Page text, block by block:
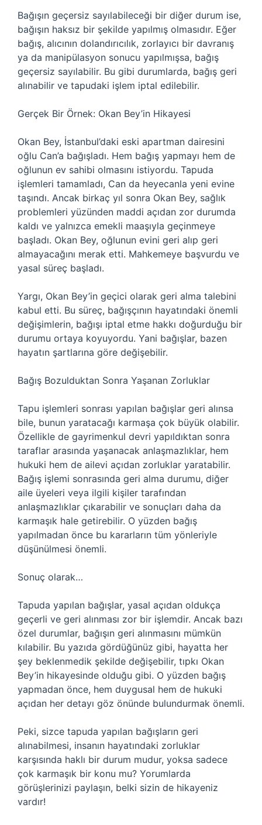
Bağışın geçersiz sayılabileceği bir diğer durum ise,
bağışın haksız bir şekilde yapılmış olmasıdır. Eğer
bağış, alıcının dolandırıcılık, zorlayıcı bir davranış
ya da manipülasyon sonucu yapılmışsa, bağış
geçersiz sayılabilir. Bu gibi durumlarda, bağış geri
alınabilir ve tapudaki işlem iptal edilebilir.
Gerçek Bir Örnek: Okan Bey’in Hikayesi
Okan Bey, İstanbul’daki eski apartman dairesini
oğlu Can’a bağışladı. Hem bağış yapmayı hem de
oğlunun ev sahibi olmasını istiyordu. Tapuda
işlemleri tamamladı, Can da heyecanla yeni evine
taşındı. Ancak birkaç yıl sonra Okan Bey, sağlık
problemleri yüzünden maddi açıdan zor durumda
kaldı ve yalnızca emekli maaşıyla geçinmeye
başladı. Okan Bey, oğlunun evini geri alıp geri
almayacağını merak etti. Mahkemeye başvurdu ve
yasal süreç başladı.
Yargı, Okan Bey’in geçici olarak geri alma talebini
kabul etti. Bu süreç, bağışçının hayatındaki önemli
değişimlerin, bağışı iptal etme hakkı doğurduğu bir
durumu ortaya koyuyordu. Yani bağışlar, bazen
hayatın şartlarına göre değişebilir.
Bağış Bozulduktan Sonra Yaşanan Zorluklar
Tapu işlemleri sonrası yapılan bağışlar geri alınsa
bile, bunun yaratacağı karmaşa çok büyük olabilir.
Özellikle de gayrimenkul devri yapıldıktan sonra
taraflar arasında yaşanacak anlaşmazlıklar, hem
hukuki hem de ailevi açıdan zorluklar yaratabilir.
Bağış işlemi sonrasında geri alma durumu, diğer
aile üyeleri veya ilgili kişiler tarafından
anlaşmazlıklar çıkarabilir ve sonuçları daha da
karmaşık hale getirebilir. O yüzden bağış
yapılmadan önce bu kararların tüm yönleriyle
düşünülmesi önemli.
Sonuç olarak…
Tapuda yapılan bağışlar, yasal açıdan oldukça
geçerli ve geri alınması zor bir işlemdir. Ancak bazı
özel durumlar, bağışın geri alınmasını mümkün
kılabilir. Bu yazıda gördüğünüz gibi, hayatta her
şey beklenmedik şekilde değişebilir, tıpkı Okan
Bey’in hikayesinde olduğu gibi. O yüzden bağış
yapmadan önce, hem duygusal hem de hukuki
açıdan her detayı göz önünde bulundurmak önemli.
Peki, sizce tapuda yapılan bağışların geri
alınabilmesi, insanın hayatındaki zorluklar
karşısında haklı bir durum mudur, yoksa sadece
çok karmaşık bir konu mu? Yorumlarda
görüşlerinizi paylaşın, belki sizin de hikayeniz
vardır!